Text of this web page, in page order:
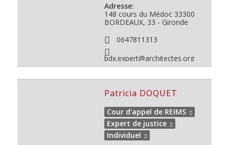
Adresse:
148 cours du Médoc 33300
BORDEAUX, 33 - Gironde
0647811313
bdx.expert@architectes.org
Patricia DOQUET
Cour d'appel de REIMS
Expert de justice
Individuel